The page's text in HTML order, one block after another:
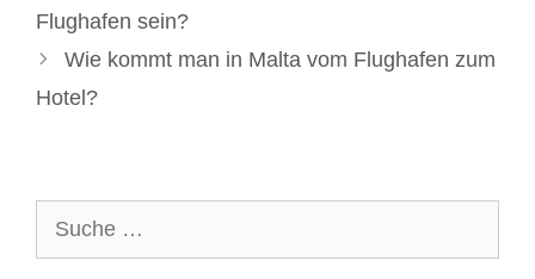
Flughafen sein?
Wie kommt man in Malta vom Flughafen zum
Hotel?
nach: